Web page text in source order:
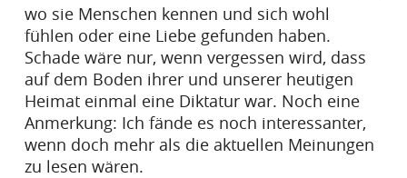
wo sie Menschen kennen und sich wohl
fühlen oder eine Liebe gefunden haben.
Schade wäre nur, wenn vergessen wird, dass
auf dem Boden ihrer und unserer heutigen
Heimat einmal eine Diktatur war. Noch eine
Anmerkung: Ich fände es noch interessanter,
wenn doch mehr als die aktuellen Meinungen
zu lesen wären.